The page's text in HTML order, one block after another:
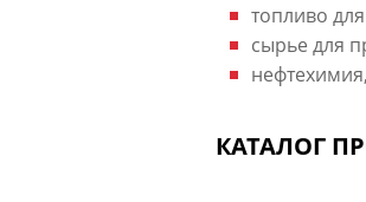
топливо
сырье для
КАТАЛОГ